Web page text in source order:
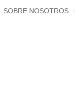
SOBRE NOSOTROS